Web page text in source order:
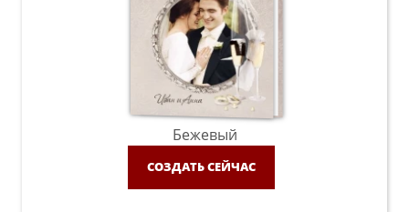
Бежевый
СОЗДАТЬ СЕЙЧАС